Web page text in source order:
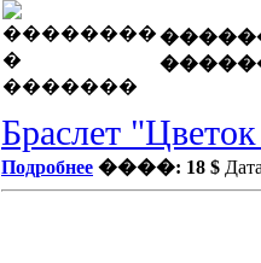
Браслет
Подробнее ����: 18 $